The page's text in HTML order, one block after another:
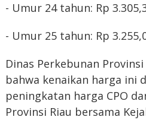
- Umur 24 tahun: Rp
- Umur 25 tahun: Rp
Dinas Perkebunan
bahwa kenaikan harga ini
peningkatan harga CPO
Provinsi Riau bersama